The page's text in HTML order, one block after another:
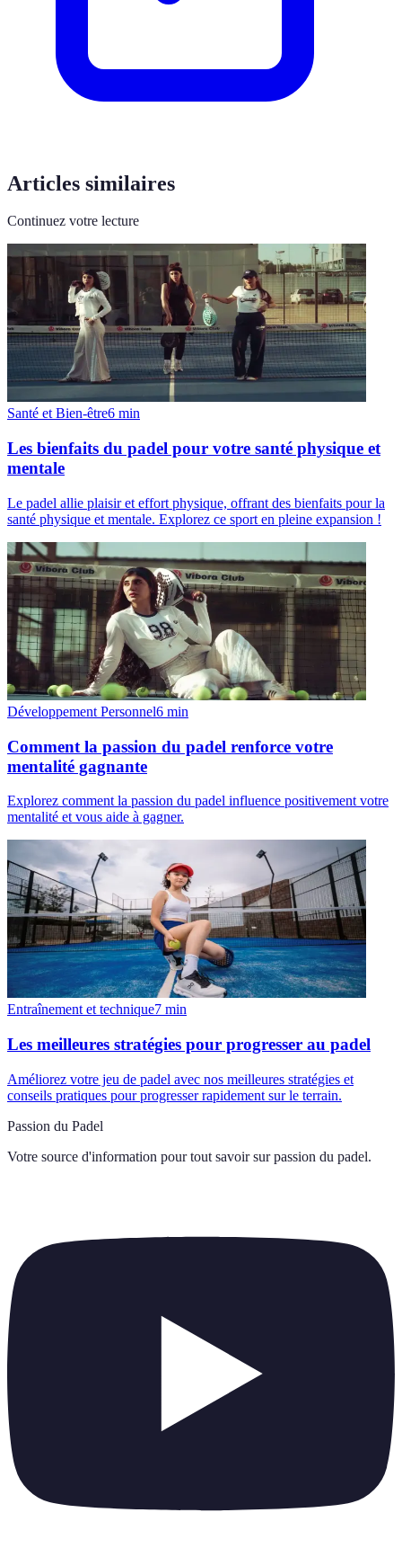
Articles similaires
Continuez votre lecture
Santé et Bien-être6 min
Les bienfaits du padel pour votre santé physique et
mentale
Le padel allie plaisir et effort physique, offrant des bienfaits pour la
santé physique et mentale. Explorez ce sport en pleine expansion !
Développement Personnel6 min
Comment la passion du padel renforce votre
mentalité gagnante
Explorez comment la passion du padel influence positivement votre
mentalité et vous aide à gagner.
Entraînement et technique7 min
Les meilleures stratégies pour progresser au padel
Améliorez votre jeu de padel avec nos meilleures stratégies et
conseils pratiques pour progresser rapidement sur le terrain.
Passion du Padel
Votre source d'information pour tout savoir sur passion du padel.